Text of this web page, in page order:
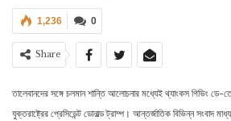
0
1,236
Share
তালেবানদের সঙ্গে চলমান শান্তি আলোচনার মধ্যেই থ্যাংকস গিভিং
যুক্তরাষ্ট্রের প্রেসিডেন্ট ডোনাল্ড ট্রাম্প। আন্তর্জাতিক বিভিন্ন সংবাদ